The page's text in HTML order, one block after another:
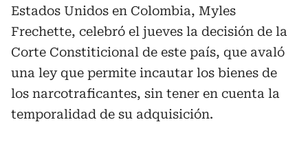
Estados Unidos en Colombia, Myles
Frechette, celebró el jueves la decisión de la
Corte Constiticional de este país, que avaló
una ley que permite incautar los bienes de
los narcotraficantes, sin tener en cuenta la
temporalidad de su adquisición.